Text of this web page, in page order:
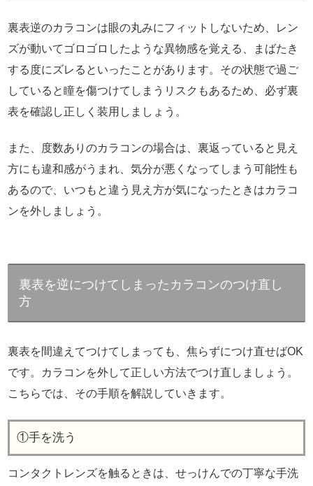
裏表逆のカラコンは眼の丸みにフィットしないため、レン
ズが動いてゴロゴロしたような異物感を覚える、まばたき
する度にズレるといったことがあります。その状態で過ご
していると瞳を傷つけてしまうリスクもあるため、必ず裏
表を確認し正しく装用しましょう。
また、度数ありのカラコンの場合は、裏返っていると見え
方にも違和感がうまれ、気分が悪くなってしまう可能性も
あるので、いつもと違う見え方が気になったときはカラコ
ンを外しましょう。
裏表を逆につけてしまったカラコンのつけ直し
方
裏表を間違えてつけてしまっても、焦らずにつけ直せばOK
です。カラコンを外して正しい方法でつけ直しましょう。
こちらでは、その手順を解説していきます。
①手を洗う
コンタクトレンズを触るときは、せっけんでの丁寧な手洗